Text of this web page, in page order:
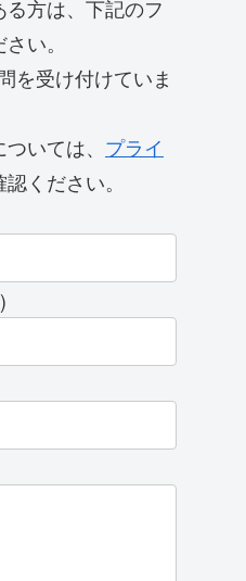
方は、下記のフ
い。
を受け付けていま
いては、 プライ
ください。